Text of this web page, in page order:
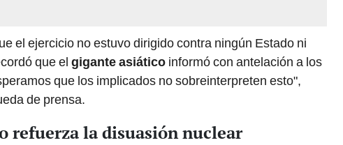
el ejercicio no estuvo dirigido contra ningún Estado ni
que el gigante asiático informó con antelación a los
que los implicados no sobreinterpreten esto",
de prensa.
refuerza la disuasión nuclear